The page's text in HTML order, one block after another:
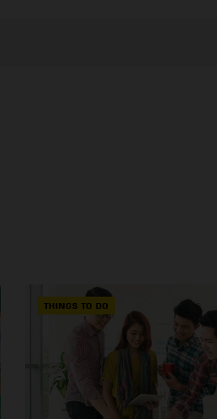
THINGS TO DO